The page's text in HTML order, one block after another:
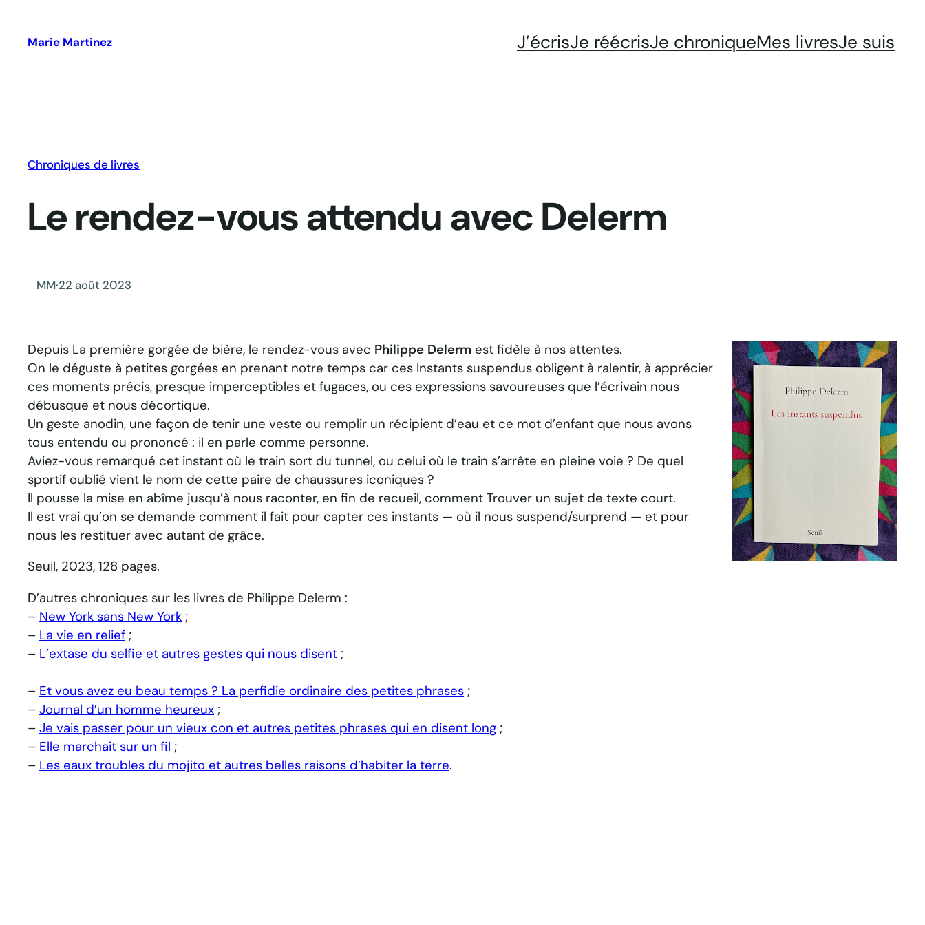
contenu
Marie Martinez J’écrisJe réécrisJe chroniqueMes livresJe suis
Chroniques de livres
Le rendez-vous attendu avec Delerm
MM·22 août 2023
Depuis La première gorgée de bière, le rendez-vous avec Philippe Delerm est fidèle à nos attentes.
On le déguste à petites gorgées en prenant notre temps car ces Instants suspendus obligent à ralentir, à apprécier
ces moments précis, presque imperceptibles et fugaces, ou ces expressions savoureuses que l’écrivain nous
débusque et nous décortique.
Un geste anodin, une façon de tenir une veste ou remplir un récipient d’eau et ce mot d’enfant que nous avons
tous entendu ou prononcé : il en parle comme personne.
Aviez-vous remarqué cet instant où le train sort du tunnel, ou celui où le train s’arrête en pleine voie ? De quel
sportif oublié vient le nom de cette paire de chaussures iconiques ?
Il pousse la mise en abîme jusqu’à nous raconter, en fin de recueil, comment Trouver un sujet de texte court.
Il est vrai qu’on se demande comment il fait pour capter ces instants — où il nous suspend/surprend — et pour
nous les restituer avec autant de grâce.
Seuil, 2023, 128 pages.
D’autres chroniques sur les livres de Philippe Delerm :
– New York sans New York ;
– La vie en relief ;
– L’extase du selfie et autres gestes qui nous disent ;
– Et vous avez eu beau temps ? La perfidie ordinaire des petites phrases ;
– Journal d’un homme heureux ;
– Je vais passer pour un vieux con et autres petites phrases qui en disent long ;
– Elle marchait sur un fil ;
– Les eaux troubles du mojito et autres belles raisons d’habiter la terre.